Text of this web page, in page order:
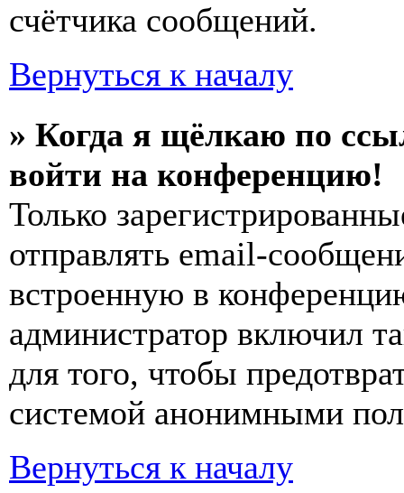
счётчика сообщений.
Вернуться к началу
» Когда я щёлкаю по
войти на конференцию!
Только
отправлять email-
встроенную в
администратор включил
для того, чтобы
системой анонимными
Вернуться к началу